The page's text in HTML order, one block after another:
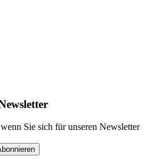
Sie sich für unseren Newsletter